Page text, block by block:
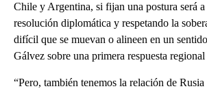
Chile y Argentina, si fijan una postura será
resolución diplomática y respetando la
difícil que se muevan o alineen en un
Gálvez sobre una primera respuesta
“Pero, también tenemos la relación de